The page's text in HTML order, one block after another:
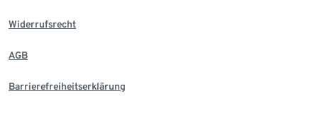
Widerrufsrecht
AGB
Barrierefreiheitserklärung